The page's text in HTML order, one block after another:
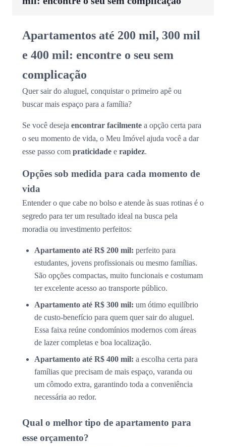
Apartamentos até 200 mil, 300 mil
e 400 mil: encontre o seu sem
complicação
Quer sair do aluguel, conquistar o primeiro apê ou
buscar mais espaço para a família?
Se você deseja encontrar facilmente a opção certa para
o seu momento de vida, o Meu Imóvel ajuda você a dar
esse passo com praticidade e rapidez.
Opções sob medida para cada momento de
vida
Entender o que cabe no bolso e atende às suas rotinas é o
segredo para ter um resultado ideal na busca pela
moradia ou investimento perfeitos:
Apartamento até R$ 200 mil: perfeito para
estudantes, jovens profissionais ou mesmo famílias.
São opções compactas, muito funcionais e costumam
ter excelente acesso ao transporte público.
Apartamento até R$ 300 mil: um ótimo equilíbrio
de custo-benefício para quem quer sair do aluguel.
Essa faixa reúne condomínios modernos com áreas
de lazer completas e boa localização.
Apartamento até R$ 400 mil: a escolha certa para
famílias que precisam de mais espaço, varanda ou
um cômodo extra, garantindo toda a conveniência
necessária ao redor.
Qual o melhor tipo de apartamento para
esse orçamento?